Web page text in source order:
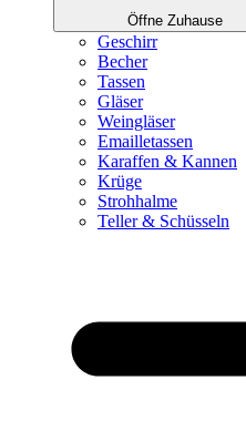
Öffne Zuhause
Geschirr
Becher
Tassen
Gläser
Weingläser
Emailletassen
Karaffen & Kannen
Krüge
Strohhalme
Teller & Schüsseln